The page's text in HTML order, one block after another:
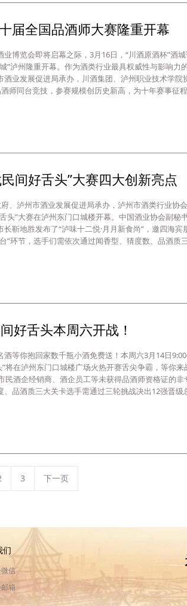
届全国品酒师大赛隆重开幕
博览会即将启幕之际，3月16日，“川酒原酒杯”酒
”泸州隆重开幕。作为酒类行业最具权威性与影响力
业发展促进局承办，川酒集团、泸州职业技术学院
师同台竞技，参赛规模创历史新高，为十年赛事征
间好舌头”大赛四大创新亮点
、泸州市酒业发展促进局承办，泸州市酒类行业协会
头”大赛在泸州东门口城楼开幕。中国酒业协会副秘
靳地胜发布了“泸味十二悦·月月新食尚”，邀四海宾
”环节，选手们需依次通过闻香型、猜度数、品酒质
好舌头本周六开战！
等你抱回家数千瓶小酒免费送！本周六3月14日
将在泸州东门口城楼广场火热开赛舌尖争霸，等你来
酒企经销商、酒企员工等未获得品酒师资格证的非
品酒质三大关卡选手需通过三轮挑战决出12强晋级
3 下一页
们
信
箱